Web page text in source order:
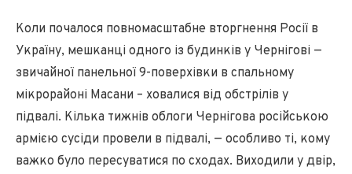
Коли почалося повномасштабне вторгнення Росії в
Україну, мешканці одного із будинків у Чернігові —
звичайної панельної 9-поверхівки в спальному
мікрорайоні Масани – ховалися від обстрілів у
підвалі. Кілька тижнів облоги Чернігова російською
армією сусіди провели в підвалі, — особливо ті, кому
важко було пересуватися по сходах. Виходили у двір,